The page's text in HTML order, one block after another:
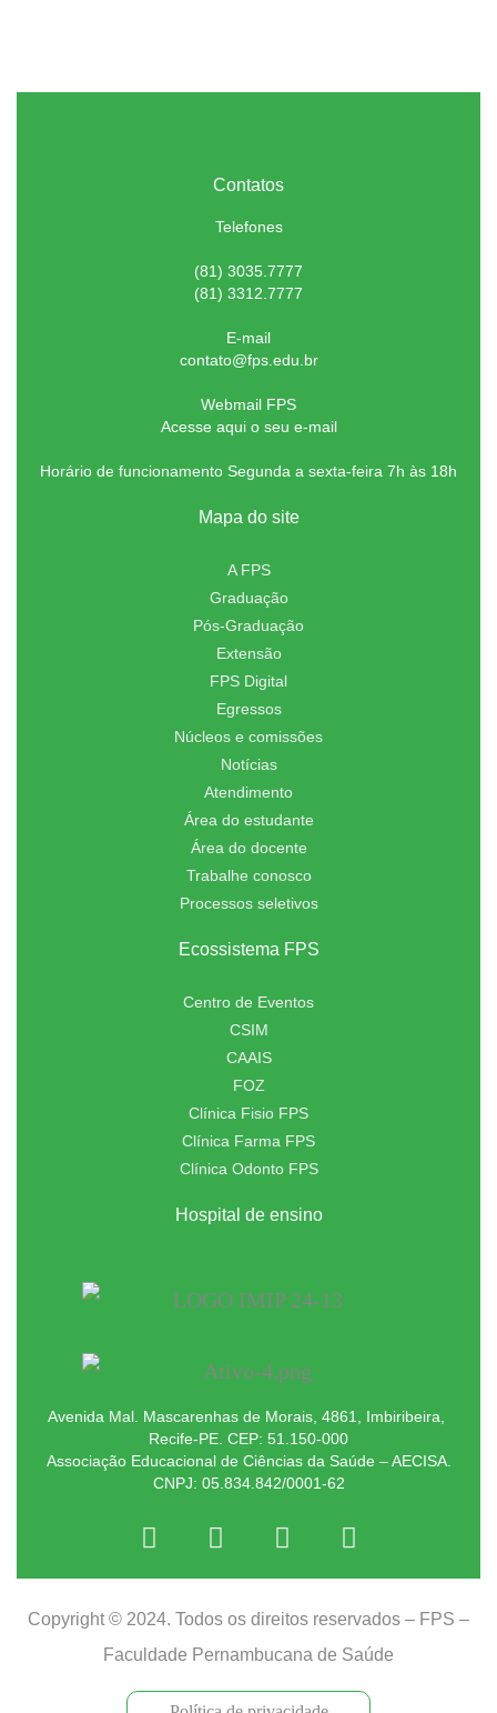
Contatos
Telefones
(81) 3035.7777
(81) 3312.7777
E-mail
contato@fps.edu.br
Webmail FPS
Acesse aqui o seu e-mail
Horário de funcionamento Segunda a sexta-feira 7h às 18h
Mapa do site
A FPS
Graduação
Pós-Graduação
Extensão
FPS Digital
Egressos
Núcleos e comissões
Notícias
Atendimento
Área do estudante
Área do docente
Trabalhe conosco
Processos seletivos
Ecossistema FPS
Centro de Eventos
CSIM
CAAIS
FOZ
Clínica Fisio FPS
Clínica Farma FPS
Clínica Odonto FPS
Hospital de ensino
Avenida Mal. Mascarenhas de Morais, 4861, Imbiribeira,
Recife-PE. CEP: 51.150-000
Associação Educacional de Ciências da Saúde – AECISA.
CNPJ: 05.834.842/0001-62
Copyright © 2024. Todos os direitos reservados – FPS –
Faculdade Pernambucana de Saúde